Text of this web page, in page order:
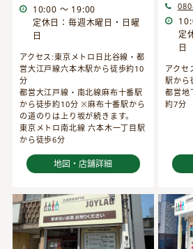
10:00 ～ 19:00
定休日：毎週木曜日・日曜
日
アクセス:東京メトロ日比谷線・都
営大江戸線六本木駅から徒歩約10
分
都営大江戸線・南北線麻布十番駅
から徒歩約10分 ※麻布十番駅から
の道のりは上り坂が続きます。
東京メトロ南北線 六本木一丁目駅
から徒歩6分
地図・店舗詳細
定
日
アクセ
駅から
都営地
約7分